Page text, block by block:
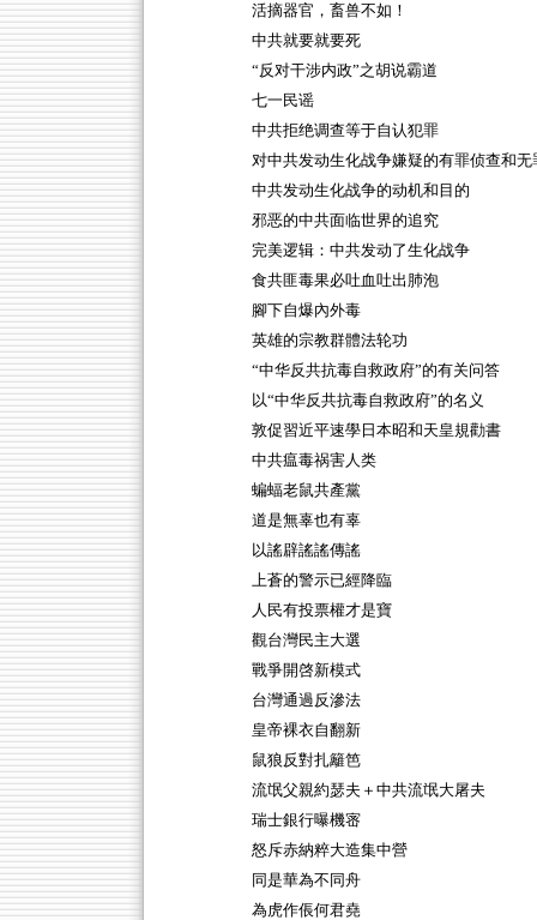
活摘器官，畜兽不如！
中共就要就要死
“反对干涉内政”之胡说霸道
七一民谣
中共拒绝调查等于自认犯罪
对中共发动生化战争嫌疑的有罪侦查和无
中共发动生化战争的动机和目的
邪恶的中共面临世界的追究
完美逻辑：中共发动了生化战争
食共匪毒果必吐血吐出肺泡
腳下自爆內外毒
英雄的宗教群體法轮功
“中华反共抗毒自救政府”的有关问答
以“中华反共抗毒自救政府”的名义
敦促習近平速學日本昭和天皇規勸書
中共瘟毒祸害人类
蝙蝠老鼠共產黨
道是無辜也有辜
以謠辟謠謠傳謠
上蒼的警示已經降臨
人民有投票權才是寶
觀台灣民主大選
戰爭開啓新模式
台灣通過反滲法
皇帝裸衣自翻新
鼠狼反對扎籬笆
流氓父親約瑟夫＋中共流氓大屠夫
瑞士銀行曝機宻
怒斥赤納粹大造集中營
同是華為不同舟
為虎作倀何君堯